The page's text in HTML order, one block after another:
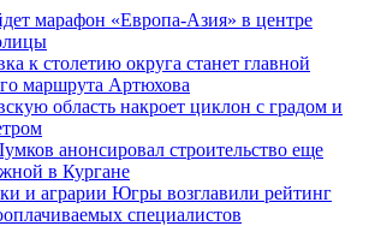
марафон «Европа-Азия» в центре
к столетию округа станет главной
маршрута Артюхова
область накроет циклон с градом и
анонсировал строительство еще
в Кургане
и аграрии Югры возглавили рейтинг
специалистов